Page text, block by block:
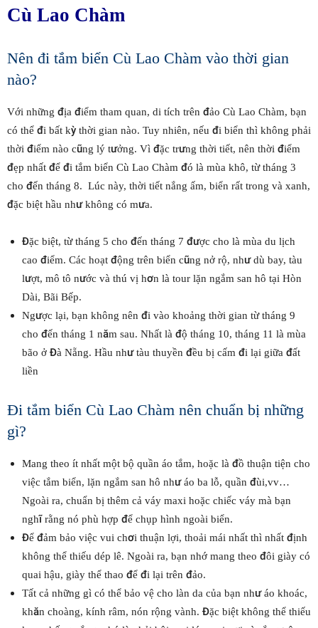
Cù Lao Chàm
Nên đi tắm biển Cù Lao Chàm vào thời gian
nào?
Với những địa điểm tham quan, di tích trên đảo Cù Lao Chàm, bạn
có thể đi bất kỳ thời gian nào. Tuy nhiên, nếu đi biển thì không phải
thời điểm nào cũng lý tưởng. Vì đặc trưng thời tiết, nên thời điểm
đẹp nhất để đi tắm biển Cù Lao Chàm đó là mùa khô, từ tháng 3
cho đến tháng 8. Lúc này, thời tiết nắng ấm, biển rất trong và xanh,
đặc biệt hầu như không có mưa.
Đặc biệt, từ tháng 5 cho đến tháng 7 được cho là mùa du lịch
cao điểm. Các hoạt động trên biển cũng nở rộ, như dù bay, tàu
lượt, mô tô nước và thú vị hơn là tour lặn ngắm san hô tại Hòn
Dài, Bãi Bếp.
Ngược lại, bạn không nên đi vào khoảng thời gian từ tháng 9
cho đến tháng 1 năm sau. Nhất là độ tháng 10, tháng 11 là mùa
bão ở Đà Nẵng. Hầu như tàu thuyền đều bị cấm đi lại giữa đất
liền
Đi tắm biển Cù Lao Chàm nên chuẩn bị những
gì?
Mang theo ít nhất một bộ quần áo tắm, hoặc là đồ thuận tiện cho
việc tắm biển, lặn ngắm san hô như áo ba lỗ, quần đùi,vv…
Ngoài ra, chuẩn bị thêm cả váy maxi hoặc chiếc váy mà bạn
nghĩ rằng nó phù hợp để chụp hình ngoài biển.
Để đảm bảo việc vui chơi thuận lợi, thoải mái nhất thì nhất định
không thể thiếu dép lê. Ngoài ra, bạn nhớ mang theo đôi giày có
quai hậu, giày thể thao để đi lại trên đảo.
Tất cả những gì có thể bảo vệ cho làn da của bạn như áo khoác,
khăn choàng, kính râm, nón rộng vành. Đặc biệt không thể thiếu